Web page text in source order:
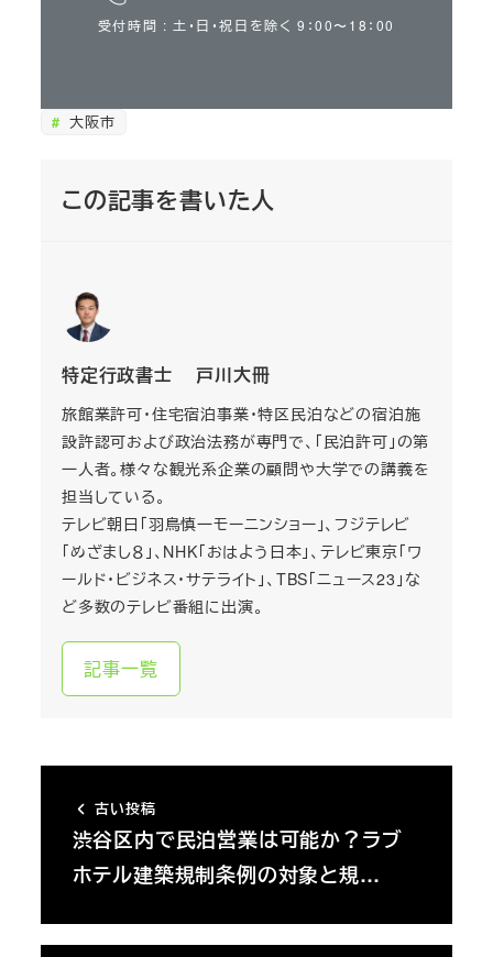
受付時間 : 土・日・祝日を除く 9：00〜18：00
大阪市
この記事を書いた人
特定行政書士 戸川大冊
旅館業許可・住宅宿泊事業・特区民泊などの宿泊施
設許認可および政治法務が専門で、「民泊許可」の第
一人者。様々な観光系企業の顧問や大学での講義を
担当している。
テレビ朝日「羽鳥慎一モーニンショー」、フジテレビ
「めざまし８」、NHK「おはよう日本」、テレビ東京「ワ
ールド・ビジネス・サテライト」、TBS「ニュース23」な
ど多数のテレビ番組に出演。
記事一覧
古い投稿
渋谷区内で民泊営業は可能か？ラブ
ホテル建築規制条例の対象と規…